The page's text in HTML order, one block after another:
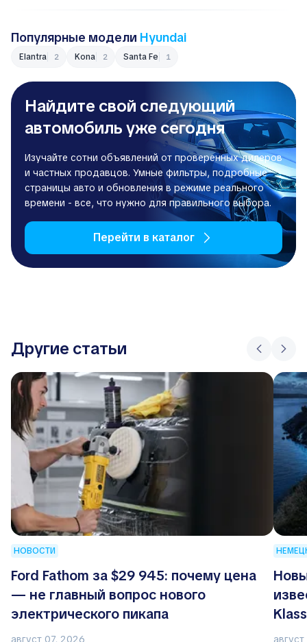
Популярные модели Hyundai
Elantra 2 Kona 2 Santa Fe 1
Найдите свой следующий
автомобиль уже сегодня
Изучайте сотни объявлений от проверенных дилеров
и частных продавцов. Умные фильтры, подробные
страницы авто и обновления в режиме реального
времени - все, что нужно для правильного выбора.
Перейти в каталог
Другие статьи
НОВОСТИ
Ford Fathom за $29 945: почему цена
— не главный вопрос нового
электрического пикапа
август 07, 2026